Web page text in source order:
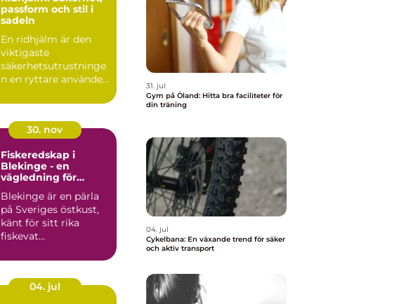
passform och stil i
sadeln
En ridhjälm är den
viktigaste
säkerhetsutrustninge
n en ryttare använder.
30. nov
Fiskeredskap i
Blekinge - en
vägledning för
Blekinge är en pärla
på Sveriges östkust,
känt för sitt rika
fiskevat...
04. jul
31. jul
Gym på Öland: Hitta bra faciliteter för
din träning
04. jul
Cykelbana: En växande trend för säker
och aktiv transport